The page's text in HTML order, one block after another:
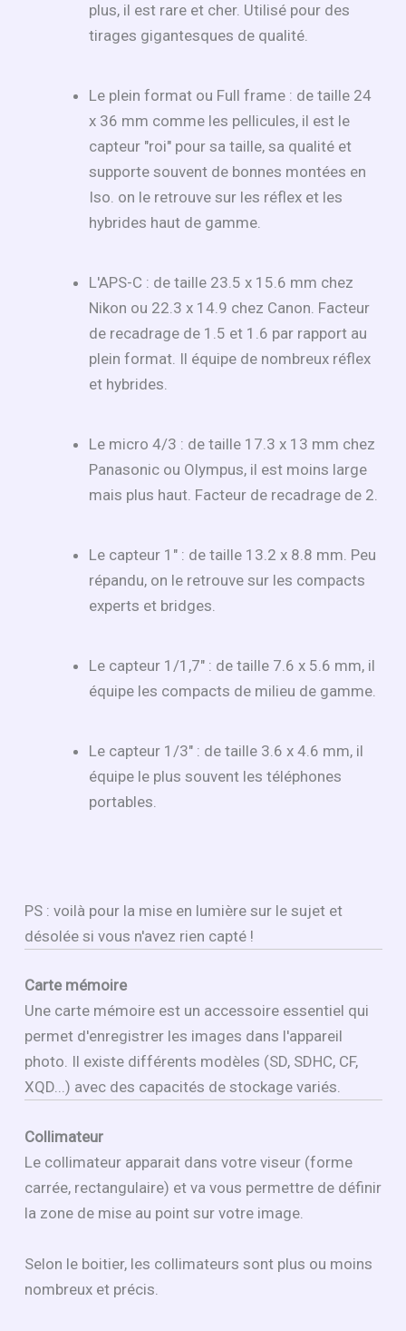
plus, il est rare et cher. Utilisé pour des
tirages gigantesques de qualité.
Le plein format ou Full frame : de taille 24
x 36 mm comme les pellicules, il est le
capteur "roi" pour sa taille, sa qualité et
supporte souvent de bonnes montées en
Iso. on le retrouve sur les réflex et les
hybrides haut de gamme.
L'APS-C : de taille 23.5 x 15.6 mm chez
Nikon ou 22.3 x 14.9 chez Canon. Facteur
de recadrage de 1.5 et 1.6 par rapport au
plein format. Il équipe de nombreux réflex
et hybrides.
Le micro 4/3 : de taille 17.3 x 13 mm chez
Panasonic ou Olympus, il est moins large
mais plus haut. Facteur de recadrage de 2.
Le capteur 1" : de taille 13.2 x 8.8 mm. Peu
répandu, on le retrouve sur les compacts
experts et bridges.
Le capteur 1/1,7" : de taille 7.6 x 5.6 mm, il
équipe les compacts de milieu de gamme.
Le capteur 1/3" : de taille 3.6 x 4.6 mm, il
équipe le plus souvent les téléphones
portables.
PS : voilà pour la mise en lumière sur le sujet et
désolée si vous n'avez rien capté !
Carte mémoire
Une carte mémoire est un accessoire essentiel qui
permet d'enregistrer les images dans l'appareil
photo. Il existe différents modèles (SD, SDHC, CF,
XQD...) avec des capacités de stockage variés.
Collimateur
Le collimateur apparait dans votre viseur (forme
carrée, rectangulaire) et va vous permettre de définir
la zone de mise au point sur votre image.
Selon le boitier, les collimateurs sont plus ou moins
nombreux et précis.